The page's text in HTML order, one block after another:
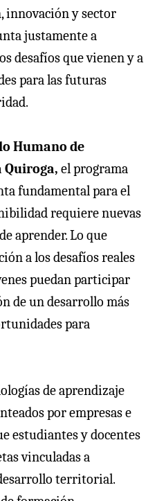
innovación y sector
justamente a
desafíos que vienen y a
para las futuras
Humano de
Quiroga, el programa
fundamental para el
requiere nuevas
aprender. Lo que
a los desafíos reales
puedan participar
de un desarrollo más
para
de aprendizaje
por empresas e
estudiantes y docentes
vinculadas a
territorial.